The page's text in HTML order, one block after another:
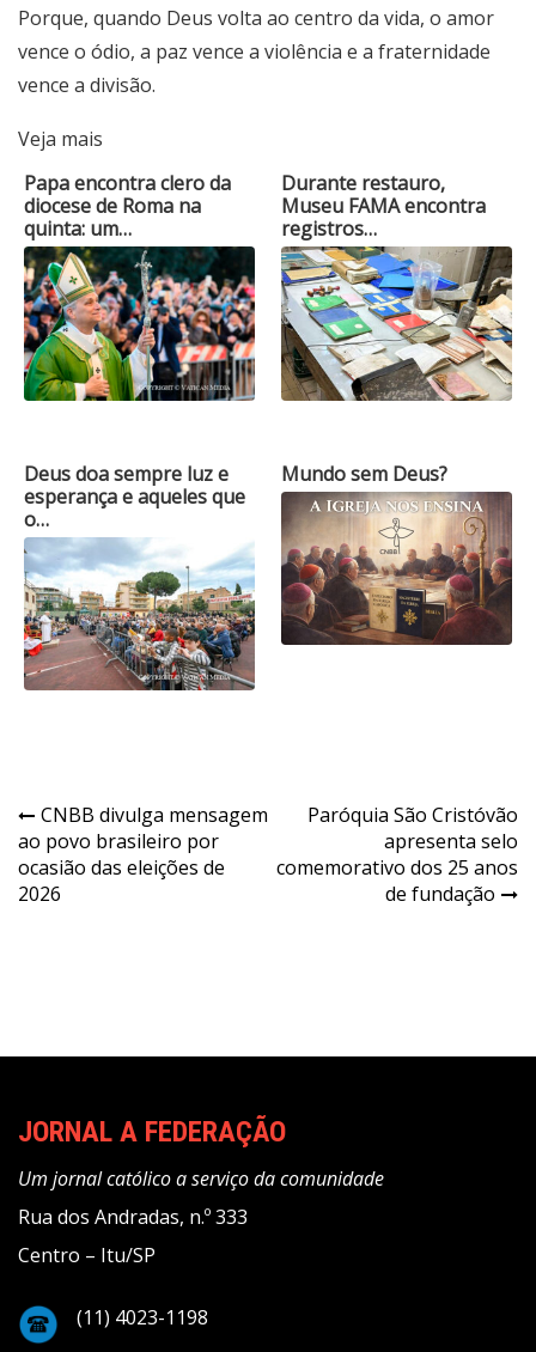
Porque, quando Deus volta ao centro da vida, o amor
vence o ódio, a paz vence a violência e a fraternidade
vence a divisão.
Veja mais
Papa encontra clero da
diocese de Roma na
quinta: um…
Durante restauro,
Museu FAMA encontra
registros…
Deus doa sempre luz e
esperança e aqueles que
o…
Mundo sem Deus?
Navegação
de
Post
CNBB divulga mensagem
ao povo brasileiro por
ocasião das eleições de
2026
Paróquia São Cristóvão
apresenta selo
comemorativo dos 25 anos
de fundação
JORNAL A FEDERAÇÃO
Um jornal católico a serviço da comunidade
Rua dos Andradas, n.º 333
Centro – Itu/SP
(11) 4023-1198